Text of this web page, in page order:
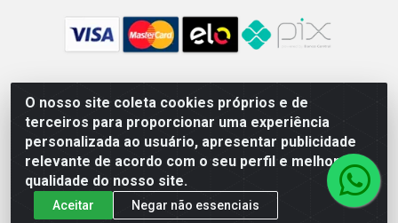
O nosso site coleta cookies próprios e de
terceiros para proporcionar uma experiência
personalizada ao usuário, apresentar publicidade
relevante de acordo com o seu perfil e melhorar a
qualidade do nosso site.
Aceitar Negar não essenciais
Auto Qualidade Comercio de Pecas LTDA - Quadra Qi 23, S/N,
Lote 05/06 - Taguatinga, Brasília/DF - CEP 72.135-230 - CNPJ
72.617.459/0001-40